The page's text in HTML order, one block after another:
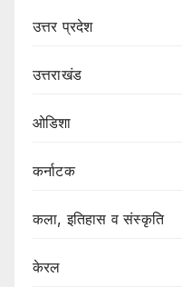
उत्तर प्रदेश
उत्तराखंड
ओडिशा
कर्नाटक
कला, इतिहास व संस्कृति
केरल